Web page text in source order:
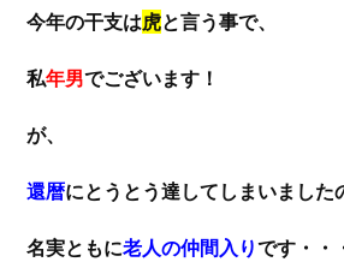
今年の干支は虎と言う事で、
私年男でございます！
が、
還暦にとうとう達してしまいました
名実ともに老人の仲間入りです・・